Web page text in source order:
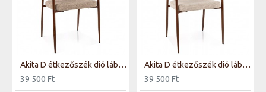
Akita D étkezőszék dió láb bézs Tap. 253
39 500 Ft
Akita D étkezőszék dió láb világos bézs Tap. 255
39 500 Ft